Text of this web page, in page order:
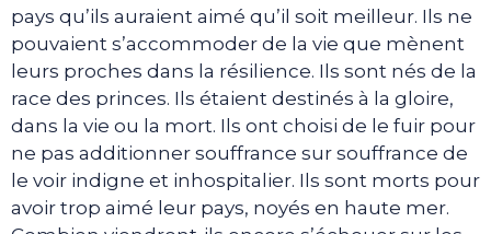
pays qu’ils auraient aimé qu’il soit meilleur. Ils ne
pouvaient s’accommoder de la vie que mènent
leurs proches dans la résilience. Ils sont nés de la
race des princes. Ils étaient destinés à la gloire,
dans la vie ou la mort. Ils ont choisi de le fuir pour
ne pas additionner souffrance sur souffrance de
le voir indigne et inhospitalier. Ils sont morts pour
avoir trop aimé leur pays, noyés en haute mer.